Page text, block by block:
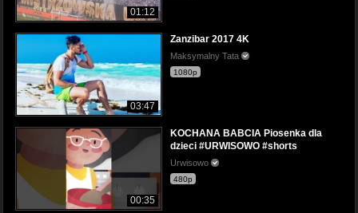
01:12
03:47
Zanzibar 2017 4K
Maksymalny Tata
1080p
00:35
KOCHANA BABCIA Piosenka dla
dzieci #URWISOWO #shorts
Urwisowo
480p